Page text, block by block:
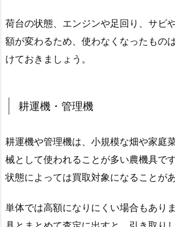
荷台の状態、エンジンや足回り、サビ
額が変わるため、使わなくなったもの
けておきましょう。
耕運機・管理機
耕運機や管理機は、小規模な畑や家庭
械として使われることが多い農機具で
状態によっては買取対象になることがあ
単体では高額になりにくい場合もあり